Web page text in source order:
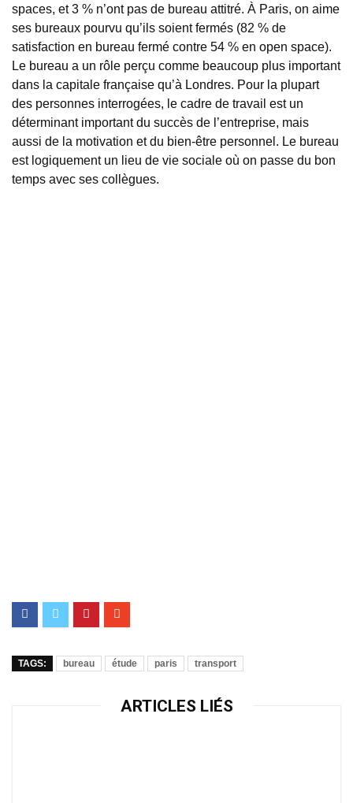
spaces, et 3 % n’ont pas de bureau attitré. À Paris, on aime
ses bureaux pourvu qu’ils soient fermés (82 % de
satisfaction en bureau fermé contre 54 % en open space).
Le bureau a un rôle perçu comme beaucoup plus important
dans la capitale française qu’à Londres. Pour la plupart
des personnes interrogées, le cadre de travail est un
déterminant important du succès de l’entreprise, mais
aussi de la motivation et du bien-être personnel. Le bureau
est logiquement un lieu de vie sociale où on passe du bon
temps avec ses collègues.
TAGS: bureau étude paris transport
ARTICLES LIÉS